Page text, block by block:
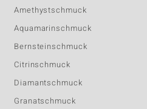
Amethystschmuck
Aquamarinschmuck
Bernsteinschmuck
Citrinschmuck
Diamantschmuck
Granatschmuck